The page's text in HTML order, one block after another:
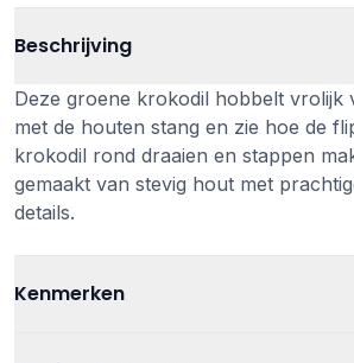
Beschrijving
Deze groene krokodil hobbelt vrolijk
met de houten stang en zie hoe de
krokodil rond draaien en stappen
gemaakt van stevig hout met
details.
Kenmerken